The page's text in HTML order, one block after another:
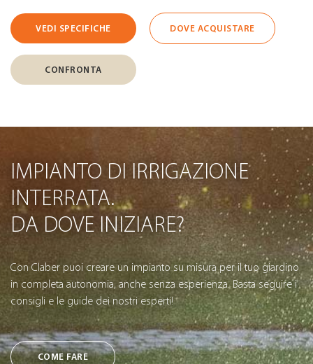
VEDI SPECIFICHE DOVE ACQUISTARE
CONFRONTA
IMPIANTO DI IRRIGAZIONE
INTERRATA.
DA DOVE INIZIARE?
Con Claber puoi creare un impianto su misura per il tuo giardino
in completa autonomia, anche senza esperienza. Basta seguire i
consigli e le guide dei nostri esperti!
COME FARE